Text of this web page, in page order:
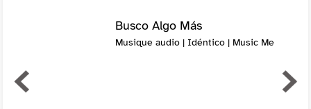
Busco Algo Más
Musique audio | Idéntico | Music Me